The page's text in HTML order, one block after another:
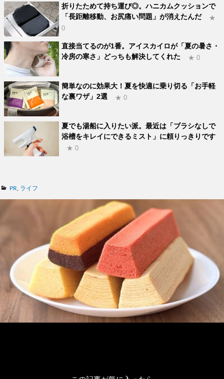
折りたためて持ち運び◎。ハニカムクッションで
「長距離移動、お尻痛い問題」が消えたんだ
★
0
直接当てるのが1番。アイスカイロが「夏の暑さ・
冷房の寒さ」どっちも解決してくれた
★ 0
簡単なのに効果大！夏を快適に乗り切る「お手軽
な裏ワザ」2選
★ 0
夏でも湯船に入りたい派。最近は「ブラシなしで
浴槽をキレイにできるミスト」に頼りっきりです
★ 0
カ
PR ライフ